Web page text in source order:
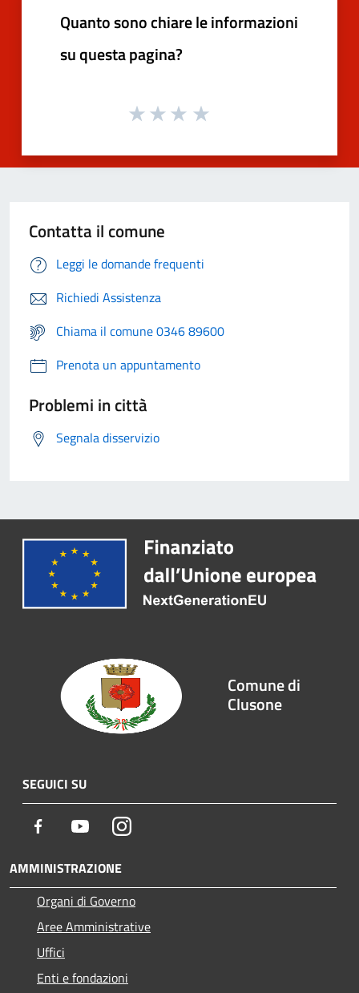
Quanto sono chiare le informazioni
su questa pagina?
Contatta il comune
Leggi le domande frequenti
Richiedi Assistenza
Chiama il comune 0346 89600
Prenota un appuntamento
Problemi in città
Segnala disservizio
Comune di
Clusone
SEGUICI SU
Facebook YoutubeInstagram
AMMINISTRAZIONE
Organi di Governo
Aree Amministrative
Uffici
Enti e fondazioni